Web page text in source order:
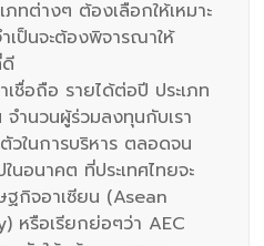
ภทต่างๆ ต้องเลือกให้เหมาะ
เป็นจะต้องพิจารณาให้
เชื่อถือ รายได้ต่อปี ประเภท
ำนวนผู้ร่วมลงทุนกับเรา
วในการบริหาร ตลอดจน
นอนาคต ที่ประเทศไทยจะ
ฐกิจอาเซียน (Asean
หรือเรียกย่อๆว่า AEC